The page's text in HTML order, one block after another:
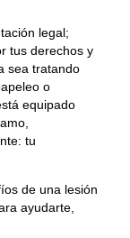
legal;
tus derechos y
sea tratando
o
equipado
tu
de una lesión
ayudarte,